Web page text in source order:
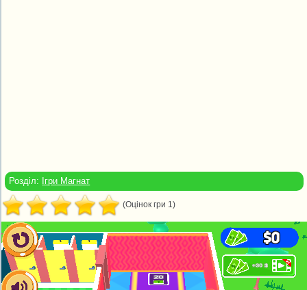
Розділ: Ігри Магнат
(Оцінок гри 1)